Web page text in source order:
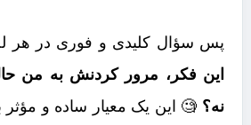
پس سؤال کلیدی و فوری در هر
این فکر، مرور کردنش به من
نه؟ 🧐 این یک معیار ساده و مؤثر